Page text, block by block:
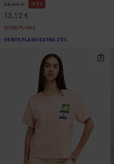
35,00 € 63%
13,12 €
BONS PLANS
VENTE FLASH EXTRA 25%